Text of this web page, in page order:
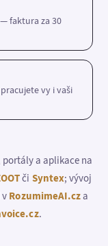
faktura za 30
vy i vaši
a aplikace na
či Syntex; vývoj
RozumimeAI.cza
.